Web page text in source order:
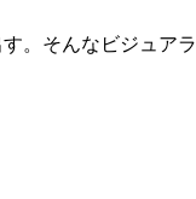
。そんなビジュア